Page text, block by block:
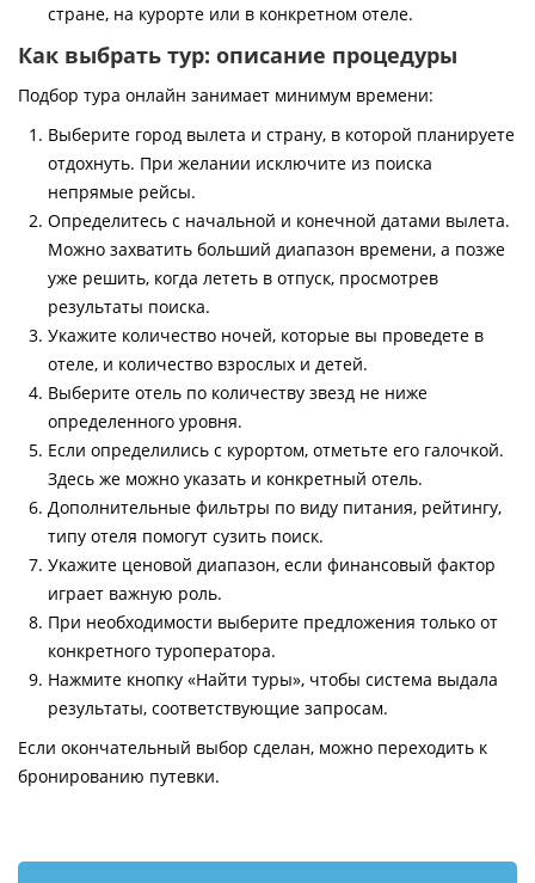
стране, на курорте или в конкретном отеле.
Как выбрать тур: описание процедуры
Подбор тура онлайн занимает минимум времени:
Выберите город вылета и страну, в которой планируете
отдохнуть. При желании исключите из поиска
непрямые рейсы.
Определитесь с начальной и конечной датами вылета.
Можно захватить больший диапазон времени, а позже
уже решить, когда лететь в отпуск, просмотрев
результаты поиска.
Укажите количество ночей, которые вы проведете в
отеле, и количество взрослых и детей.
Выберите отель по количеству звезд не ниже
определенного уровня.
Если определились с курортом, отметьте его галочкой.
Здесь же можно указать и конкретный отель.
Дополнительные фильтры по виду питания, рейтингу,
типу отеля помогут сузить поиск.
Укажите ценовой диапазон, если финансовый фактор
играет важную роль.
При необходимости выберите предложения только от
конкретного туроператора.
Нажмите кнопку «Найти туры», чтобы система выдала
результаты, соответствующие запросам.
Если окончательный выбор сделан, можно переходить к
бронированию путевки.